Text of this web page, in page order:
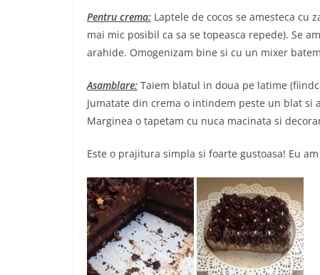
Pentru crema: Laptele de cocos se amesteca cu
mai mic posibil ca sa se topeasca repede). Se
arahide. Omogenizam bine si cu un mixer
Asamblare: Taiem blatul in doua pe latime
Jumatate din crema o intindem peste un blat
Marginea o tapetam cu nuca macinata si
Este o prajitura simpla si foarte gustoasa! Eu